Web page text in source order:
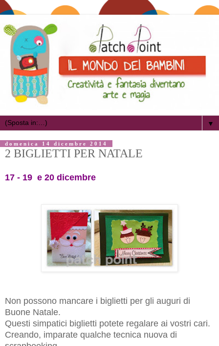
▼
domenica 14 dicembre 2014
2 BIGLIETTI PER NATALE
17 - 19 e 20 dicembre
Non possono mancare i biglietti per gli auguri di
Buone Natale.
Questi simpatici biglietti potete regalare ai vostri cari.
Creando, imparate qualche tecnica nuova di